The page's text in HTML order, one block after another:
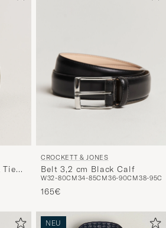
Tie
CROCKETT & JONES
Belt 3,2 cm Black Calf
W32-80CM34-85CM36-90CM38-
165€
NEU